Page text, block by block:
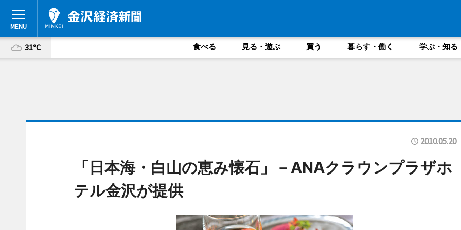
31°C 食べる 見る・遊ぶ 買う 暮らす・働く 学ぶ・知る
2010.05.20
「日本海・白山の恵み懐石」－ANAクラウンプラザホ
テル金沢が提供